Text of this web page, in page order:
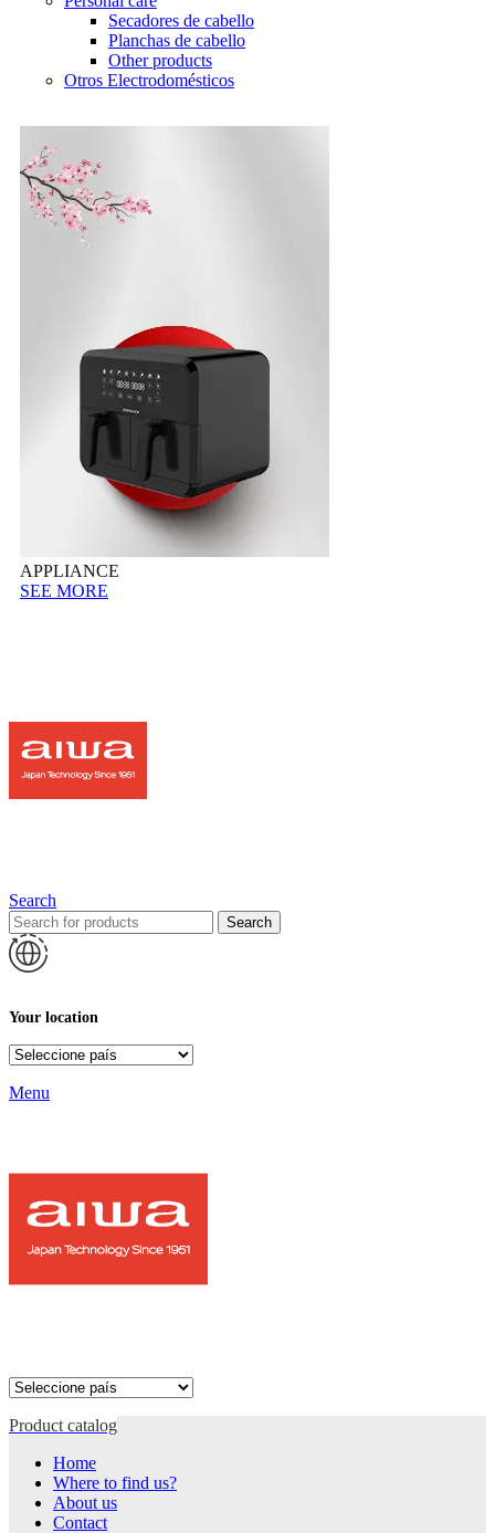
Secadores de cabello
Planchas de cabello
Other products
Otros Electrodomésticos
APPLIANCE
SEE MORE
Search
Search
Your location
Menu
Product catalog
Home
Where to find us?
About us
Contact